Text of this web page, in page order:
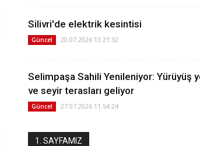
Silivri'de elektrik kesintisi
Güncel 20.07.2026 13:21:32
Selimpaşa Sahili Yenileniyor: Yürüyüş
ve seyir terasları geliyor
Güncel 27.07.2026 11:54:24
1. SAYFAMIZ